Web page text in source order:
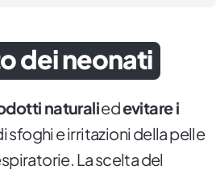
dei neonati
naturaliedevitare i
sfoghi e irritazioni della pelle
La scelta del